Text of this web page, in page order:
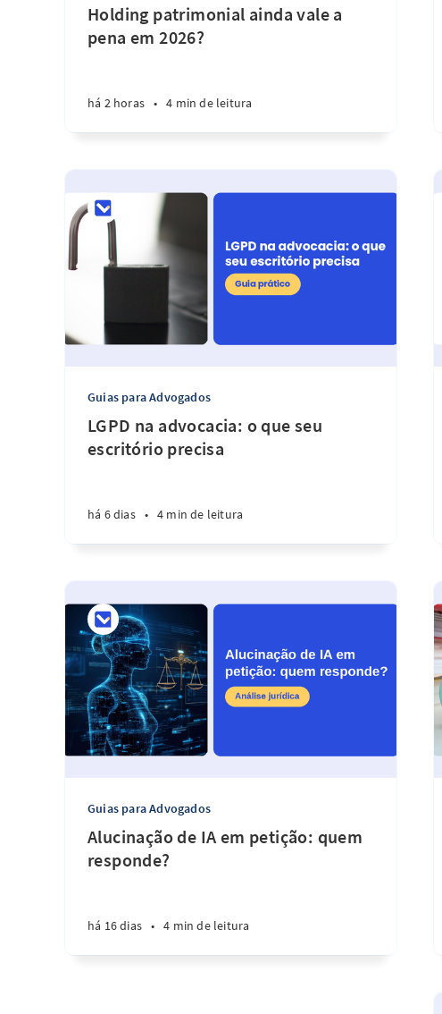
Holding patrimonial ainda vale a
pena em 2026?
há 2 horas • 4 min de leitura
Guias para Advogados
LGPD na advocacia: o que seu
escritório precisa
há 6 dias • 4 min de leitura
Guias para Advogados
Alucinação de IA em petição: quem
responde?
há 16 dias • 4 min de leitura